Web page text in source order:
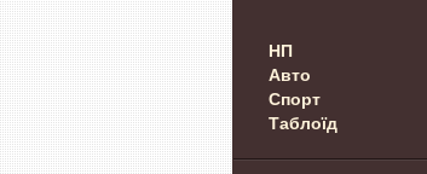
НП
Авто
Спорт
Таблоїд